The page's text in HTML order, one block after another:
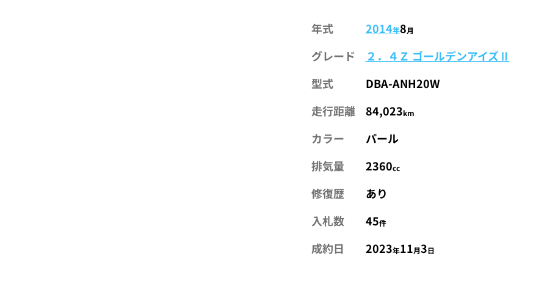
年式 2014年8月
グレード
２．４Ｚ ゴールデンアイズⅡ
型式
DBA-ANH20W
走行距離
84,023km
カラー
パール
排気量
2360cc
修復歴
あり
入札数
45件
成約日 2023年11月3日